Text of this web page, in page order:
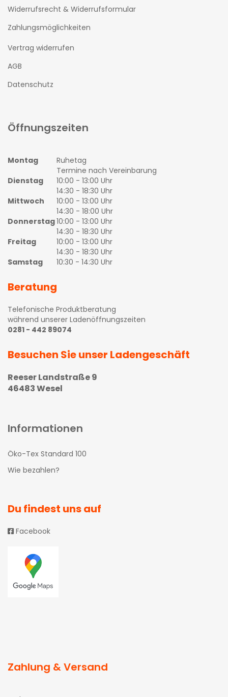
Widerrufsrecht & Widerrufsformular
Zahlungsmöglichkeiten
Vertrag widerrufen
AGB
Datenschutz
Öffnungszeiten
Montag
Ruhetag
Termine nach Vereinbarung
Dienstag
10:00 - 13:00 Uhr
14:30 - 18:30 Uhr
Mittwoch
10:00 - 13:00 Uhr
14:30 - 18:00 Uhr
Donnerstag10:00 - 13:00 Uhr
14:30 - 18:30 Uhr
Freitag
10:00 - 13:00 Uhr
14:30 - 18:30 Uhr
Samstag
10:30 - 14:30 Uhr
Beratung
Telefonische Produktberatung
während unserer Ladenöffnungszeiten
0281 - 442 89074
Besuchen Sie unser Ladengeschäft
Reeser Landstraße 9
46483 Wesel
Informationen
Öko-Tex Standard 100
Wie bezahlen?
Du findest uns auf
Facebook
Zahlung & Versand